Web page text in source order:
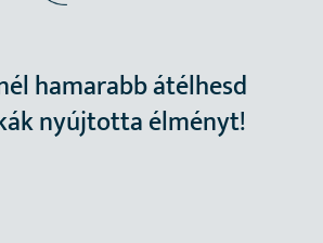
hamarabb átélhesd
nyújtotta élményt!